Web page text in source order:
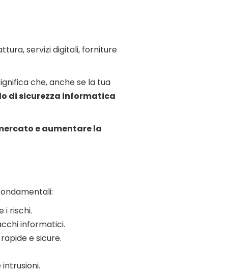
servizi digitali, forniture
che, anche se la tua
di sicurezza informatica
e aumentare la
i rischi.
informatici.
e sicure.